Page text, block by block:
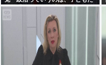
ちに「いのち」を繋いでいくため
にあるんだよ。」